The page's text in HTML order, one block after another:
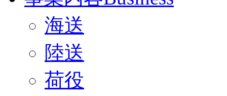
海送
陸送
荷役